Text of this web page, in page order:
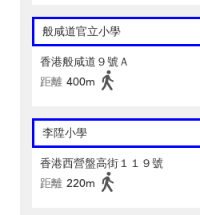
般咸道官立小學
香港般咸道９號Ａ
距離 400m
李陞小學
香港西營盤高街１１９號
距離 220m